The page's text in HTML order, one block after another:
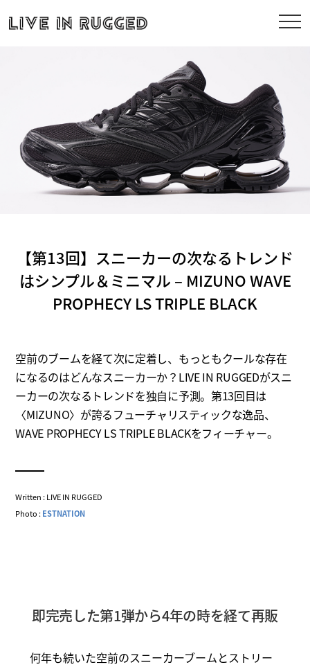
【第13回】スニーカーの次なるトレンド
はシンプル＆ミニマル – MIZUNO WAVE
PROPHECY LS TRIPLE BLACK
空前のブームを経て次に定着し、もっともクールな存在
になるのはどんなスニーカーか？LIVE IN RUGGEDがスニ
ーカーの次なるトレンドを独自に予測。第13回目は
〈MIZUNO〉が誇るフューチャリスティックな逸品、
WAVE PROPHECY LS TRIPLE BLACKをフィーチャー。
Written : LIVE IN RUGGED
Photo :ESTNATION
即完売した第1弾から4年の時を経て再販
何年も続いた空前のスニーカーブームとストリー